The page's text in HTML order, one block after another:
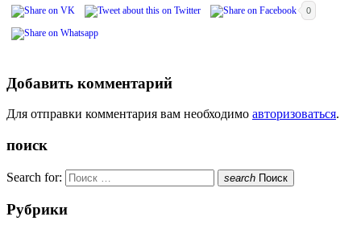
0
Добавить комментарий
Для отправки комментария вам необходимо авторизоваться.
поиск
Search for: search Поиск
Рубрики